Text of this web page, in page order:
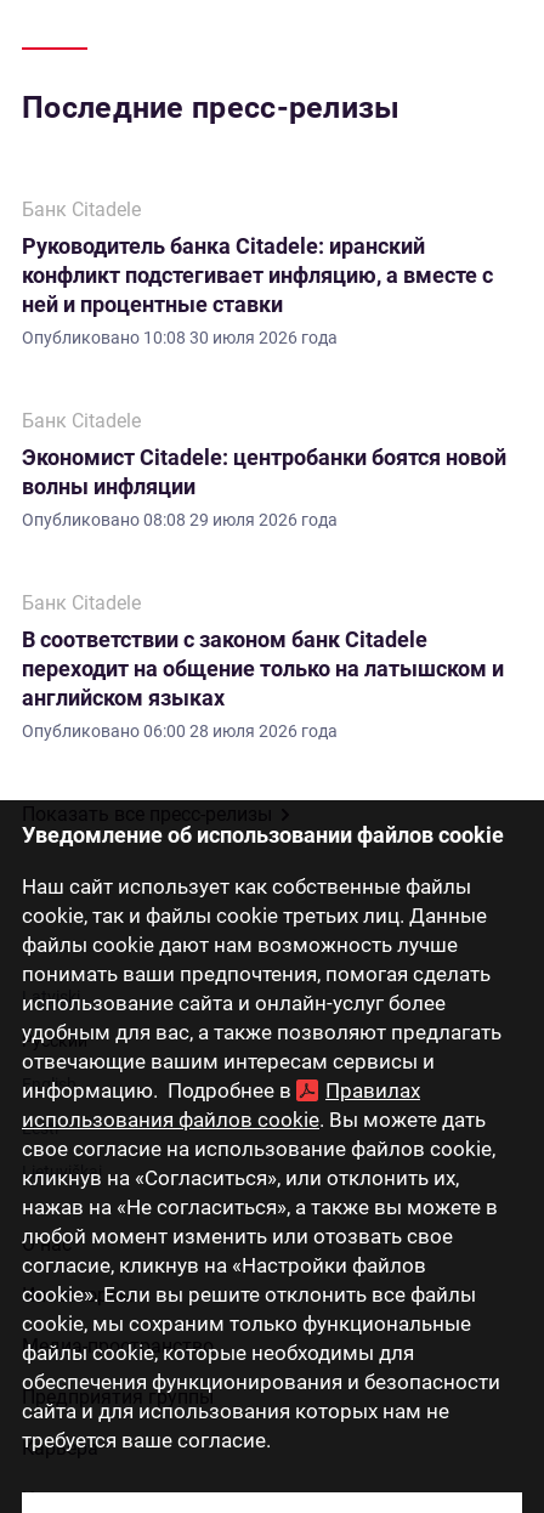
Уведомление об использовании файлов cookie
Наш сайт использует как собственные файлы
cookie, так и файлы cookie третьих лиц. Данные
файлы cookie дают нам возможность лучше
понимать ваши предпочтения, помогая сделать
использование сайта и онлайн-услуг более
удобным для вас, а также позволяют предлагать
отвечающие вашим интересам сервисы и
информацию. Подробнее в
Правилах
использования файлов cookie. Вы можете дать
свое согласие на использование файлов cookie,
кликнув на «Согласиться», или отклонить их,
нажав на «Не согласиться», а также вы можете в
любой момент изменить или отозвать свое
согласие, кликнув на «Настройки файлов
cookie». Если вы решите отклонить все файлы
cookie, мы сохраним только функциональные
файлы cookie, которые необходимы для
обеспечения функционирования и безопасности
сайта и для использования которых нам не
требуется ваше согласие.
Последние пресс-релизы
Банк Citadele
Руководитель банка Citadele: иранский
конфликт подстегивает инфляцию, а вместе с
ней и процентные ставки
Опубликовано 10:08 30 июля 2026 года
Банк Citadele
Экономист Citadele: центробанки боятся новой
волны инфляции
Опубликовано08:08 29 июля 2026 года
Банк Citadele
В соответствии с законом банк Citadele
переходит на общение только на латышском и
английском языках
Опубликовано06:00 28 июля 2026 года
Latviski
Русский
English
Eesti
Lietuviškai
О нас
Инвесторам
Медиа-пространство
Предприятия группы
Карьера
Контакты